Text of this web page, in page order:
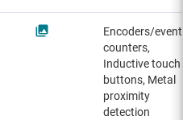
Encoders/event
counters,
Inductive touch
buttons, Metal
proximity
detection